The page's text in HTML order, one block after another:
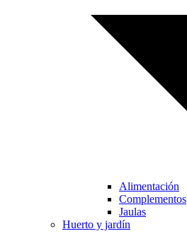
Alimentación
Complementos
Jaulas
Huerto y jardín